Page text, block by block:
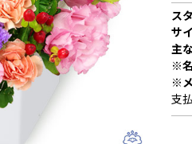
ス
サ
主
※
※
支